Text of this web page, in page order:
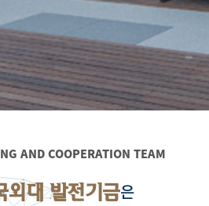
AND COOPERATION TEAM
외대 발전기금은